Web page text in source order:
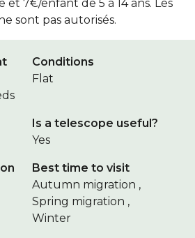
et 7€/enfant de 5 à 14 ans. Les
sont pas autorisés.
Conditions
Flat
Is a telescope useful?
Yes
Best time to visit
Autumn migration ,
Spring migration ,
Winter